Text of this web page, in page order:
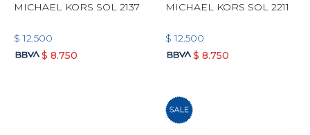
MICHAEL KORS SOL 2137
$ 12.500
$ 8.750
MICHAEL KORS SOL 2211
$ 12.500
$ 8.750